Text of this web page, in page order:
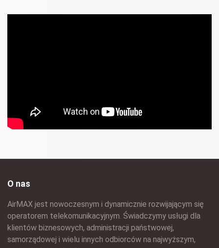
O nas
AirMAX jest nowoczesnym i dynamicznie rozwijającym się
operatorem telekomunikacyjnym. Świadczymy usługi dla
klientów biznesowych, administracji państwowej,
samorządowej i wielu innych odbiorców na najwyższym,